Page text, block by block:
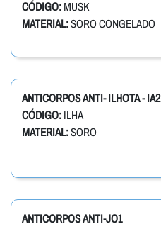
CÓDIGO: MUSK
MATERIAL:SORO CONGELADO
ANTICORPOS ANTI- ILHOTA - IA2
CÓDIGO: ILHA
MATERIAL:SORO
ANTICORPOS ANTI-JO1